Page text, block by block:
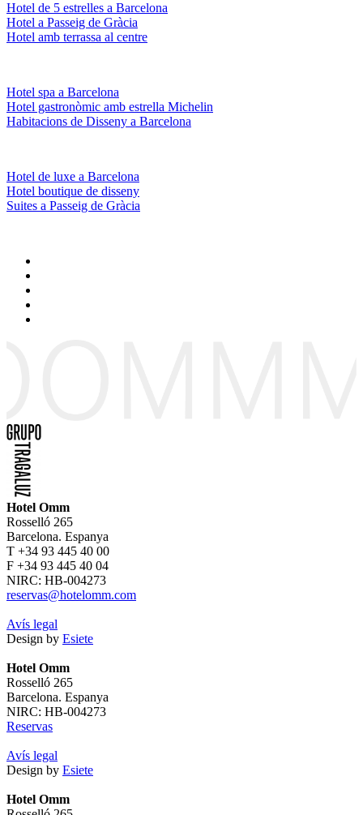
Hotel de 5 estrelles a Barcelona
Hotel a Passeig de Gràcia
Hotel amb terrassa al centre
Hotel spa a Barcelona
Hotel gastronòmic amb estrella Michelin
Habitacions de Disseny a Barcelona
Hotel de luxe a Barcelona
Hotel boutique de disseny
Suites a Passeig de Gràcia
Hotel Omm
Rosselló 265
Barcelona. Espanya
T +34 93 445 40 00
F +34 93 445 40 04
NIRC: HB-004273
reservas@hotelomm.com
Avís legal
Design by Esiete
Hotel Omm
Rosselló 265
Barcelona. Espanya
NIRC: HB-004273
Reservas
Avís legal
Design by Esiete
Hotel Omm